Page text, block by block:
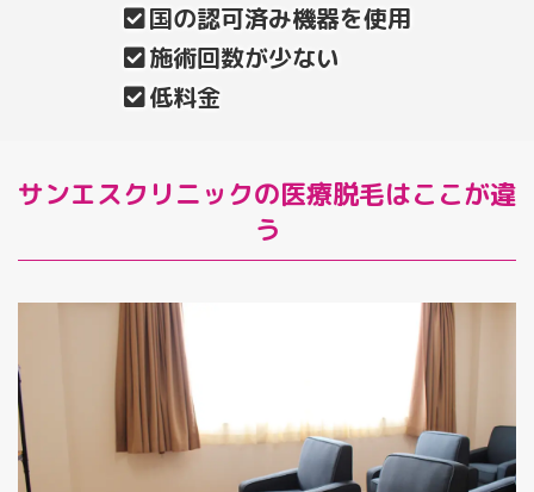
国の認可済み機器を使用
施術回数が少ない
低料金
サンエスクリニックの医療脱毛はここが違
う